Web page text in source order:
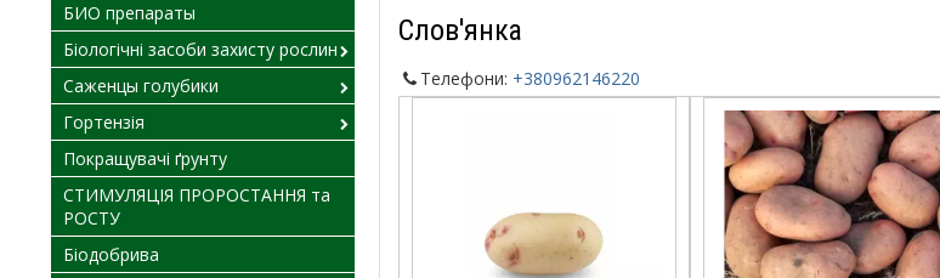
Слов'янка
Телефони: +380962146220
БИО препараты
Біологічні засоби захисту рослин
Саженцы голубики
Гортензія
Покращувачі ґрунту
СТИМУЛЯЦІЯ ПРОРОСТАННЯ та
РОСТУ
Біодобрива